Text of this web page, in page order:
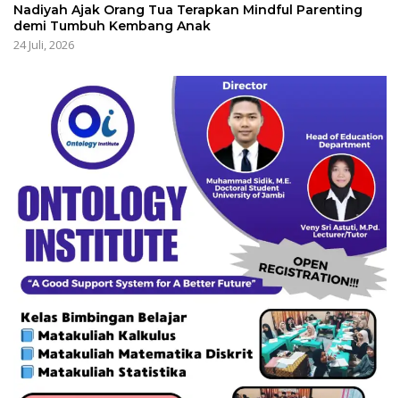
Nadiyah Ajak Orang Tua Terapkan Mindful Parenting
demi Tumbuh Kembang Anak
24 Juli, 2026